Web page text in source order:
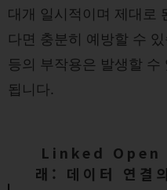
대개 일시적이며 제대로
다면 충분히 예방할 수
등의 부작용은 발생할
됩니다.
Linked Open
래: 데이터 연결